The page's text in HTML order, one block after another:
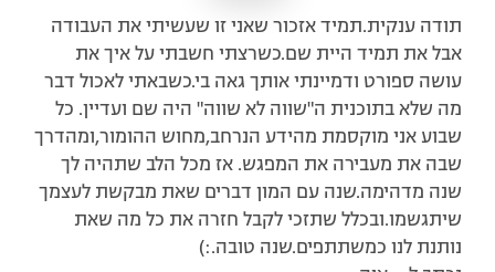
תודה ענקית.תמיד אזכור שאני זו שעשיתי את העבודה
אבל את תמיד היית שם.כשרצתי חשבתי על איך את
עושה ספורט ודמיינתי אותך גאה בי.כשבאתי לאכול דבר
מה שלא בתוכנית ה"שווה לא שווה" היה שם ועדיין. כל
שבוע אני מוקסמת מהידע הנרחב,מחוש ההומור,ומהדרך
שבה את מעבירה את המפגש. אז מכל הלב שתהיה לך
שנה מדהימה.שנה עם המון דברים שאת מבקשת לעצמך
שיתגשמו.ובכלל שתזכי לקבל חזרה את כל מה שאת
נותנת לנו כמשתתפים.שנה טובה.:)